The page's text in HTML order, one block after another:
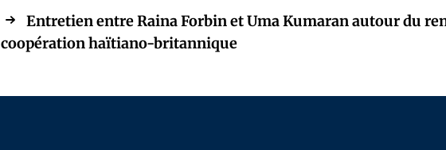
Entretien entre Raina Forbin et Uma Kumaran autour du
coopération haïtiano-britannique